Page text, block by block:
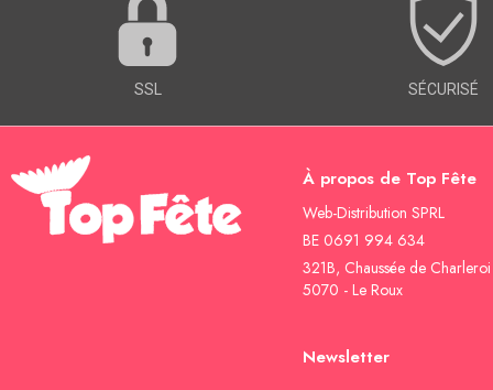
SSL SÉCURISÉ
À propos de Top Fête
Web-Distribution SPRL
BE 0691 994 634
321B, Chaussée de Charleroi
5070 - Le Roux
Newsletter